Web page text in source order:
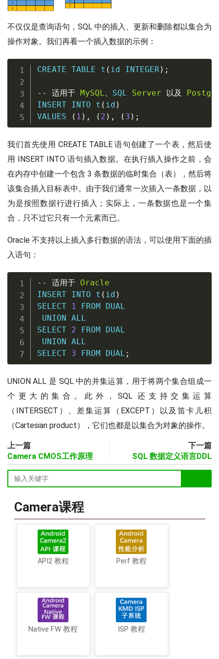
不仅仅是查询语句，SQL 中的插入、更新和删除都以集合为
操作对象。我们再看一个插入数据的示例：
CREATE TABLE t ( id INTEGER) ;
-- 适用于 MySQL、 SQL Server 以及
INSERT INTO t ( id )
VALUES
( 1 ) , ( 2 ) , ( 3 ) ;
我们首先使用 CREATE TABLE 语句创建了一个表，然后使
用 INSERT INTO 语句插入数据。在执行插入操作之前，会
在内存中创建一个包含 3 条数据的临时集合（表），然后将
该集合插入目标表中。由于我们通常一次插入一条数据，以
为是按照数据行进行插入；实际上，一条数据也是一个集
合，只不过它只有一个元素而已。
Oracle 不支持以上插入多行数据的语法，可以使用下面的插
入语句：
-- 适用于 Oracle
INSERT INTO t ( id )
SELECT
1 FROM DUAL
UNION
ALL
SELECT 2 FROM DUAL
UNION
ALL
SELECT 3 FROM DUAL ;
UNION ALL 是 SQL 中的并集运算，用于将两个集合组成一
个更大的集合。此外，SQL 还支持交集运算
（INTERSECT）、差集运算（EXCEPT）以及笛卡儿积
（Cartesian product），它们也都是以集合为对象的操作。
上一篇
Camera CMOS工作原理
下一篇
SQL 数据定义语言DDL
Camera课程
API2 教程 Perf 教程
Native FW 教程 ISP 教程